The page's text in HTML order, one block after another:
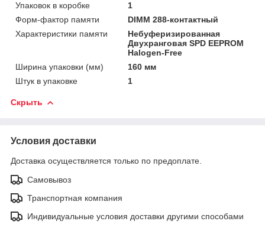
Упаковок в коробке
1
Форм-фактор памяти
DIMM 288-контактный
Характеристики памяти
Небуферизированная
Двухранговая SPD EEPROM
Halogen-Free
Ширина упаковки (мм)
160 мм
Штук в упаковке
1
Скрыть
Условия доставки
Доставка осуществляется только по предоплате.
Самовывоз
Транспортная компания
Индивидуальные условия доставки другими способами